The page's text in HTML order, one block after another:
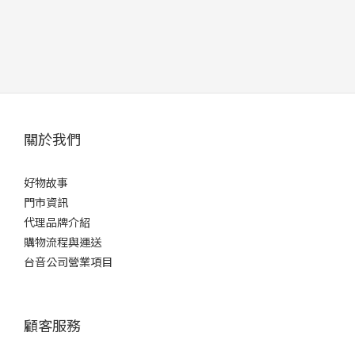
關於我們
好物故事
門市資訊
代理品牌介紹
購物流程與運送
台音公司營業項目
顧客服務